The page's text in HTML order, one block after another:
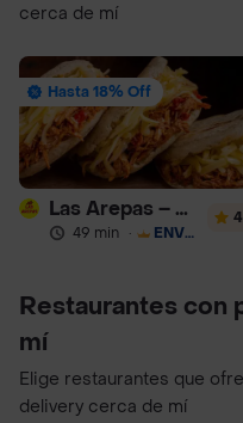
cerca de mí
Hasta 18% Off
Las Arepas – Arepas Rellenas
49 min · ENVÍO GRATIS
Restaurantes con
mí
Elige restaurantes que
delivery cerca de mí